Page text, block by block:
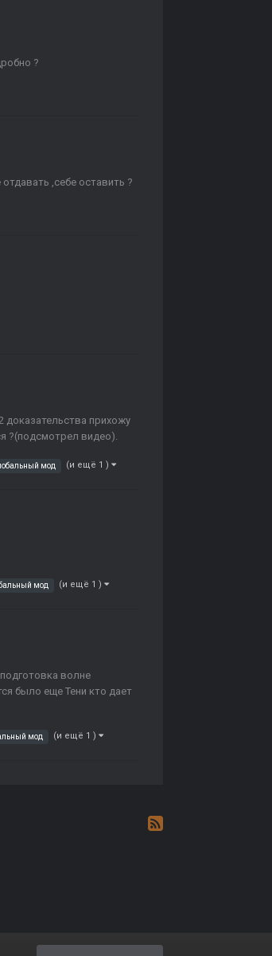
?
,себе оставить ?
доказательства прихожу
?(подсмотрел видео).
мод (и ещё 1 )
мод (и ещё 1 )
волне
было еще Тени кто дает
мод (и ещё 1 )